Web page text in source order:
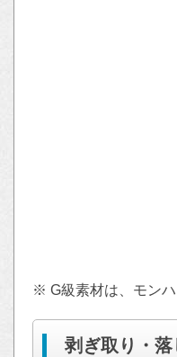
※ G級素材は、モン
剥ぎ取り・落